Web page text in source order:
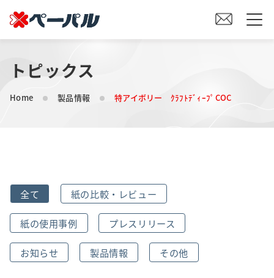
HOME
初めての方へ
会社案内
事業内容
トピックス
Home 製品情報 特アイボリー ｸﾗﾌﾄﾃﾞｨｰﾌﾟCOC
全て 紙の比較・レビュー
紙の使用事例 プレスリリース
お知らせ 製品情報 その他